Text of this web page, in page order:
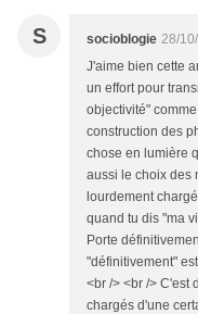
S socioblogie 28/
J'aime bien cette
un effort pour
objectivité"
construction des
chose en lumière
aussi le choix des
lourdement
quand tu dis "ma
Porte
"définitivement"
<br /> <br /> C'est
chargés d'une